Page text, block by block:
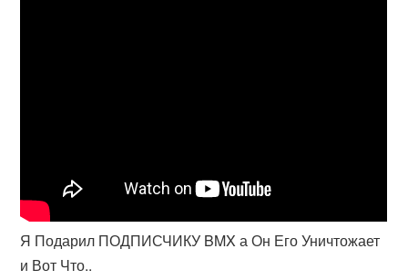
Я Подарил ПОДПИСЧИКУ BMX а Он Его Уничтожает
и Вот Что..